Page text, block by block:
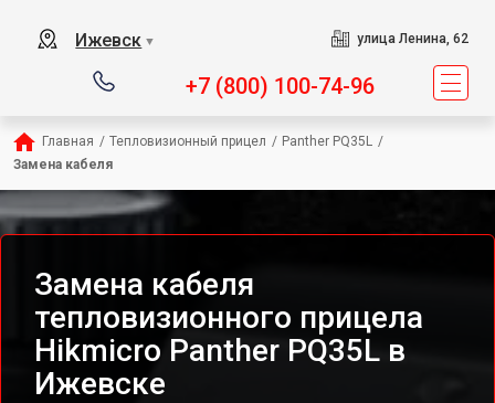
Ижевск ▼ улица Ленина, 62
+7 (800) 100-74-96
Главная / Тепловизионный прицел / Panther PQ35L /
Замена кабеля
Замена кабеля
тепловизионного прицела
Hikmicro Panther PQ35L в
Ижевске